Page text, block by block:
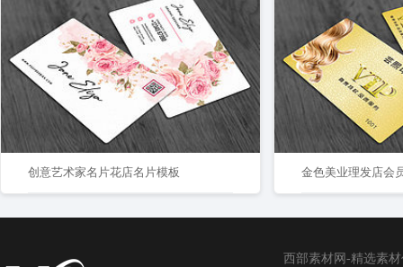
创意艺术家名片花店名片模板 金色美业理发店会
西部素材网-精选素